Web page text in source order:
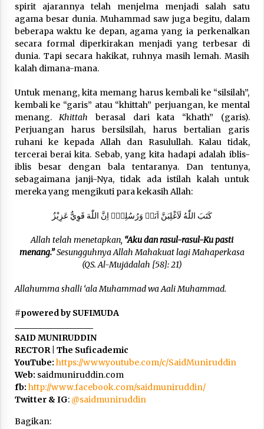
spirit ajarannya telah menjelma menjadi salah satu
agama besar dunia. Muhammad saw juga begitu, dalam
beberapa waktu ke depan, agama yang ia perkenalkan
secara formal diperkirakan menjadi yang terbesar di
dunia. Tapi secara hakikat, ruhnya masih lemah. Masih
kalah dimana-mana.
Untuk menang, kita memang harus kembali ke “silsilah”,
kembali ke “garis” atau “khittah” perjuangan, ke mental
menang. Khittah berasal dari kata “khath” (garis).
Perjuangan harus bersilsilah, harus bertalian garis
ruhani ke kepada Allah dan Rasulullah. Kalau tidak,
tercerai berai kita. Sebab, yang kita hadapi adalah iblis-
iblis besar dengan bala tentaranya. Dan tentunya,
sebagaimana janji-Nya, tidak ada istilah kalah untuk
mereka yang mengikuti para kekasih Allah:
كَتَبَ اللّٰهُ لَاَغْلِبَنَّ اَنَا۠ وَرُسُلِيْۗ اِنَّ اللّٰهَ قَوِيٌّ عَزِيْزٌ
Allah telah menetapkan, “Aku dan rasul-rasul-Ku pasti
menang.”Sesungguhnya Allah Mahakuat lagi Mahaperkasa
(QS. Al-Mujādalah [58]: 21)
Allahumma shalli ‘ala Muhammad wa Aali Muhammad.
#powered by SUFIMUDA
SAID MUNIRUDDIN
RECTOR | The Suficademic
YouTube: https://www.youtube.com/c/SaidMuniruddin
Web: saidmuniruddin.com
fb: http://www.facebook.com/saidmuniruddin/
Twitter & IG: @saidmuniruddin
Bagikan: